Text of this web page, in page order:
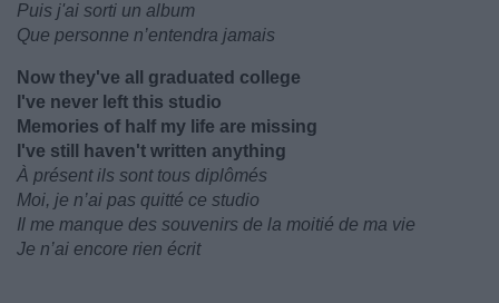
Puis j'ai sorti un album
Que personne n’entendra jamais
Now they've all graduated college
I've never left this studio
Memories of half my life are missing
I've still haven't written anything
À présent ils sont tous diplômés
Moi, je n’ai pas quitté ce studio
Il me manque des souvenirs de la moitié de ma vie
Je n’ai encore rien écrit